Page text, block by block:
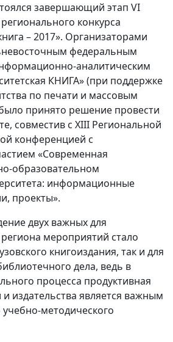
завершающий этап VI
конкурса
– 2017». Организаторами
федеральным
аналитическим
КНИГА» (при поддержке
по печати и массовым
принято решение провести
совместив с XIII Региональной
конференцией с
«Современная
образовательном
информационные
проекты».
двух важных для
мероприятий стало
книгоиздания, так и для
дела, ведь в
процесса продуктивная
издательства является важным
методического